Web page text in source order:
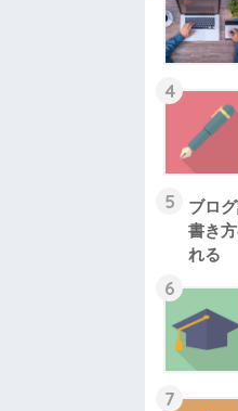
4
5
ブロ
書き
れる
6
7